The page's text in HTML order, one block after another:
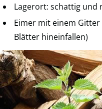
Lagerort: schattig und
Eimer mit einem
Blätter hineinfallen)